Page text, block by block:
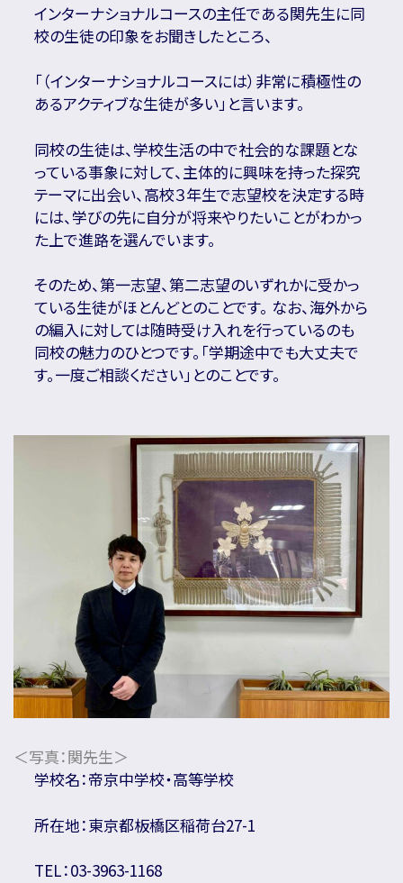
インターナショナルコースの主任である関先生に同
校の生徒の印象をお聞きしたところ、
「（インターナショナルコースには）非常に積極性の
あるアクティブな生徒が多い」と言います。
同校の生徒は、学校生活の中で社会的な課題とな
っている事象に対して、主体的に興味を持った探究
テーマに出会い、高校３年生で志望校を決定する時
には、学びの先に自分が将来やりたいことがわかっ
た上で進路を選んでいます。
そのため、第一志望、第二志望のいずれかに受かっ
ている生徒がほとんどとのことです。 なお、海外から
の編入に対しては随時受け入れを行っているのも
同校の魅力のひとつです。「学期途中でも大丈夫で
す。一度ご相談ください」とのことです。
＜写真：関先生＞
学校名：帝京中学校・高等学校
所在地：東京都板橋区稲荷台27-1
TEL：03-3963-1168